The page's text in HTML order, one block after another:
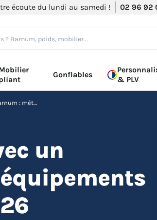
écoute du lundi au samedi ! 02 96 92
Gonflables
& PLV
Street marketing avec un barnum : méthode, équipements et cadre légal en 2026
un